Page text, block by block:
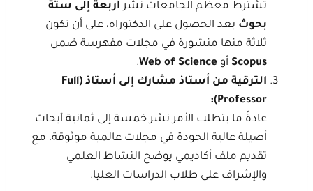
تشترط معظم الجامعات نشر أربعة إلى ستة
بحوث بعد الحصول على الدكتوراه، على أن تكون
ثلاثة منها منشورة في مجلات مفهرسة ضمن
Scopus أو Web of Science
.
الترقية من أستاذ مشارك إلى أستاذ (Full
Professor):
عادةً ما يتطلب الأمر نشر خمسة إلى ثمانية أبحاث
أصيلة عالية الجودة في مجلات عالمية موثوقة، مع
تقديم ملف أكاديمي يوضح النشاط العلمي
والإشراف على طلاب الدراسات العليا.